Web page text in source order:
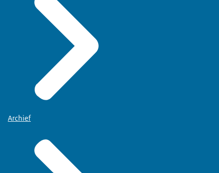
Archief